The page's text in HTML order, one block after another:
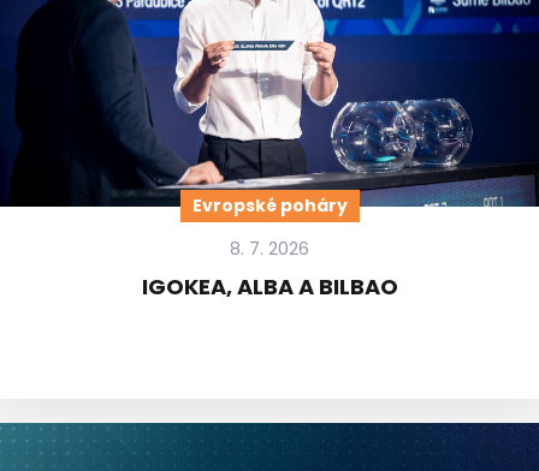
Evropské poháry
8. 7. 2026
IGOKEA, ALBA A BILBAO